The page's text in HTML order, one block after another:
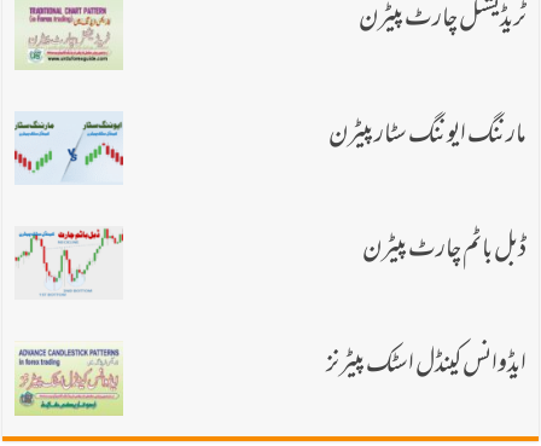
ٹریڈیشنل چارٹ پیٹرن
مارننگ ایوننگ سٹار پیٹرن
ڈبل باٹم چارٹ پیٹرن
ایڈوانس کینڈل اسٹک پیٹرنز